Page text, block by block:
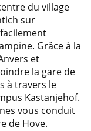
du village
sur
Grâce à la
et
la gare de
à travers le
Kastanjehof.
vous conduit
de Hove.